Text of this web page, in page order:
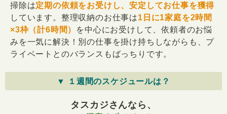
掃除は定期の依頼をお受けし、安定してお仕事を獲得
しています。整理収納のお仕事は1日に1家庭を2時間
×3枠（計6時間）
を中心にお受けして、依頼者のお悩
みを一気に解決！別の仕事を掛け持ちしながらも、プ
ライベートとのバランスもばっちりです。
▼ １週間のスケジュールは？
タスカジさんなら、